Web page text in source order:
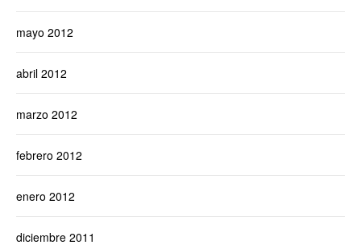
mayo 2012
abril 2012
marzo 2012
febrero 2012
enero 2012
diciembre 2011